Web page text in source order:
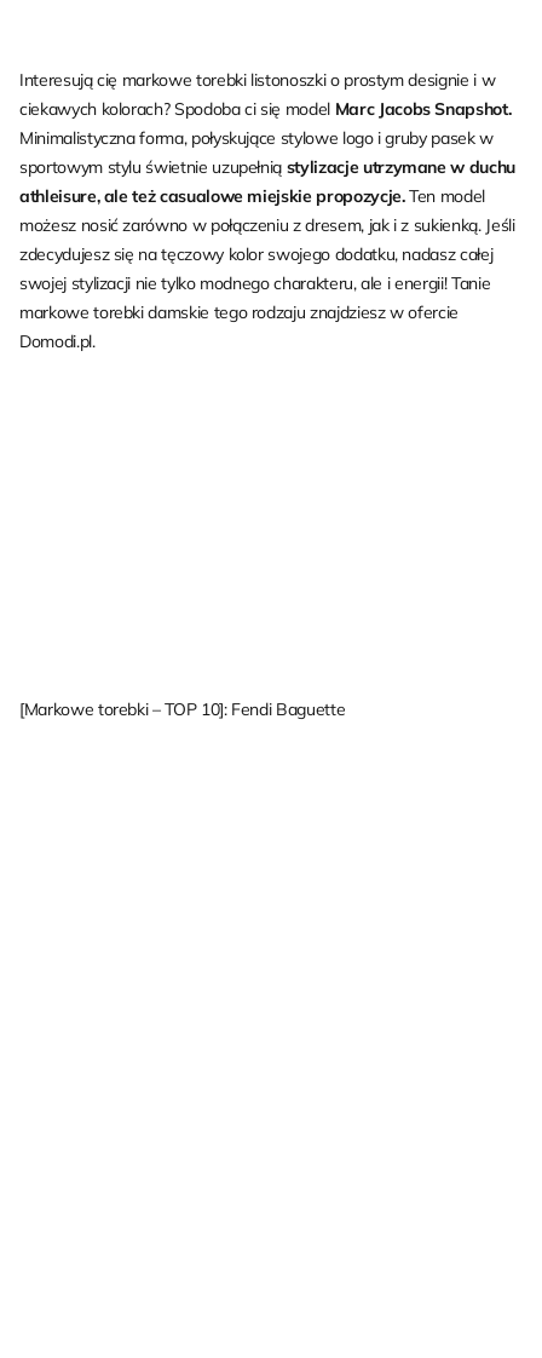
Interesują cię markowe torebki listonoszki o prostym designie i w
ciekawych kolorach? Spodoba ci się model Marc Jacobs Snapshot.
Minimalistyczna forma, połyskujące stylowe logo i gruby pasek w
sportowym stylu świetnie uzupełnią stylizacje utrzymane w duchu
athleisure, ale też casualowe miejskie propozycje.Ten model
możesz nosić zarówno w połączeniu z dresem, jak i z sukienką. Jeśli
zdecydujesz się na tęczowy kolor swojego dodatku, nadasz całej
swojej stylizacji nie tylko modnego charakteru, ale i energii! Tanie
markowe torebki damskie tego rodzaju znajdziesz w ofercie
Domodi.pl.
[Markowe torebki – TOP 10]: Fendi Baguette